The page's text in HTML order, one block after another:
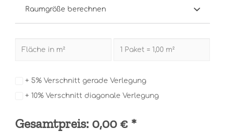
Raumgröße berechnen
+ 5% Verschnitt gerade Verlegung
+ 10% Verschnitt diagonale Verlegung
Gesamtpreis: 0,00 € *